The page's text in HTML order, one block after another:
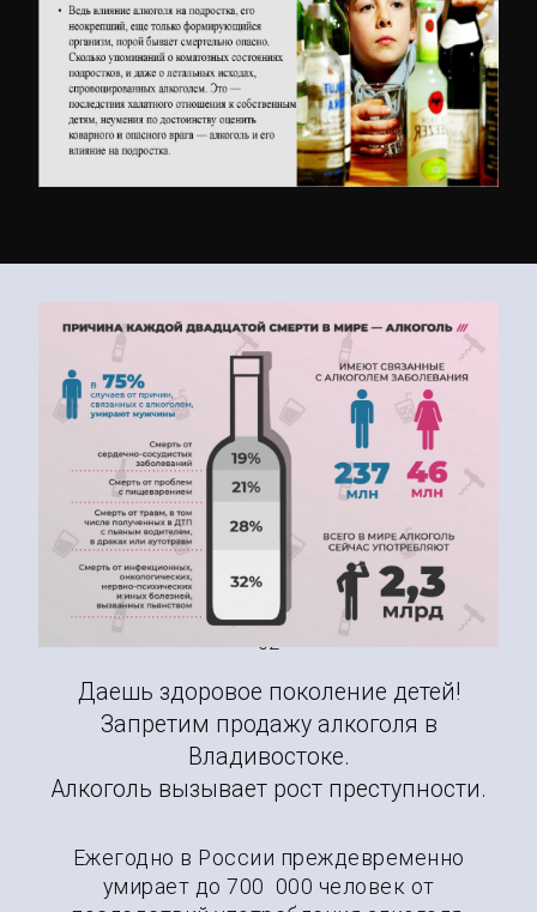
Останови алкоголизм в
Владивостоке, который
ведет к смерти!
02
Даешь здоровое поколение детей!
Запретим продажу алкоголя в
Владивостоке.
Алкоголь вызывает рост преступности.
Ежегодно в России преждевременно
умирает до 700 000 человек от